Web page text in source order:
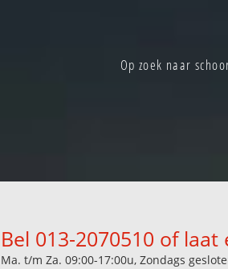
Op zoek naar
Bel 013-2070510 of
Ma. t/m Za. 09:00-17:00u, Zondags